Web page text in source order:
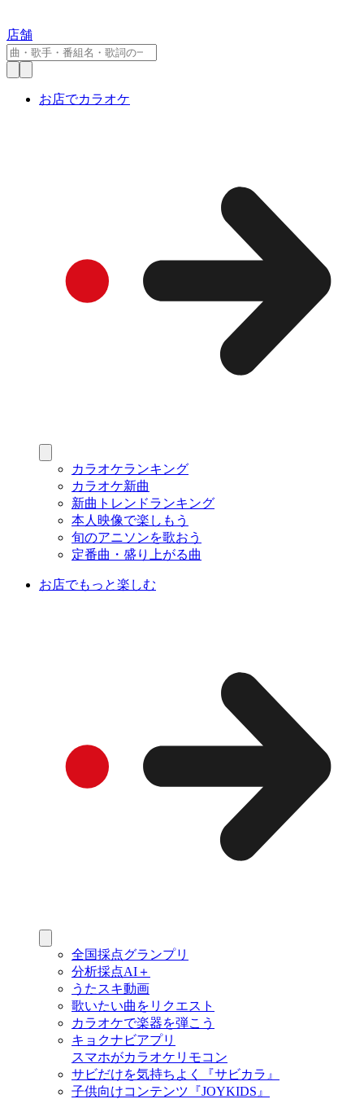
店舗
お店でカラオケ
カラオケランキング
カラオケ新曲
新曲トレンドランキング
本人映像で楽しもう
旬のアニソンを歌おう
定番曲・盛り上がる曲
お店でもっと楽しむ
全国採点グランプリ
分析採点AI＋
うたスキ動画
歌いたい曲をリクエスト
カラオケで楽器を弾こう
キョクナビアプリ
スマホがカラオケリモコン
サビだけを気持ちよく『サビカラ』
子供向けコンテンツ『JOYKIDS』